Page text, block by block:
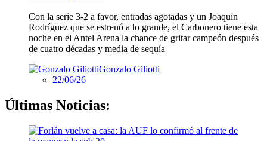
Con la serie 3-2 a favor, entradas agotadas y un Joaquín
Rodríguez que se estrenó a lo grande, el Carbonero tiene esta
noche en el Antel Arena la chance de gritar campeón después
de cuatro décadas y media de sequía
Gonzalo Giliotti
22/06/26
Últimas Noticias: